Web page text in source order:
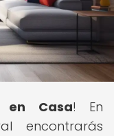
en Casa! En
encontrarás